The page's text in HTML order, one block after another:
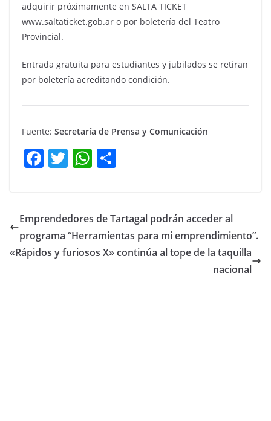
adquirir próximamente en SALTA TICKET
www.saltaticket.gob.ar o por boletería del Teatro
Provincial.
Entrada gratuita para estudiantes y jubilados se retiran
por boletería acreditando condición.
Fuente: Secretaría de Prensa y Comunicación
F
e
b
o
T
er
W
s
A
p
p
ar
tir
Emprendedores de Tartagal podrán acceder al
programa “Herramientas para mi emprendimiento”.
«Rápidos y furiosos X» continúa al tope de la taquilla
nacional